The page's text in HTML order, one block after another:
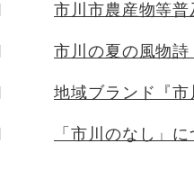
市川市農産物等
市川の夏の風物詩
地域ブランド『市
「市川のなし」